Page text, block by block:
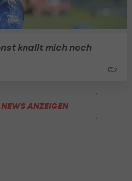
knallt mich noch
2
ANZEIGEN